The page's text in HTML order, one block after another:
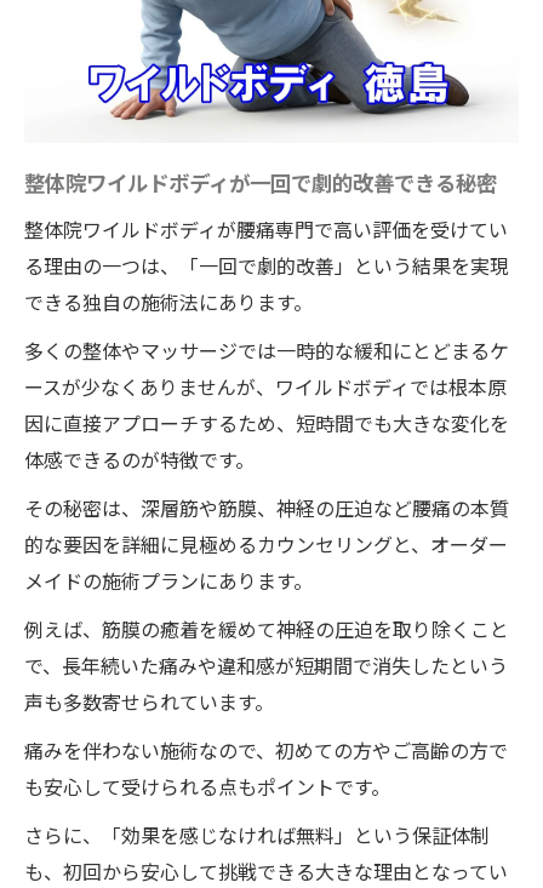
整体院ワイルドボディが一回で劇的改善できる秘密
整体院ワイルドボディが腰痛専門で高い評価を受けてい
る理由の一つは、「一回で劇的改善」という結果を実現
できる独自の施術法にあります。
多くの整体やマッサージでは一時的な緩和にとどまるケ
ースが少なくありませんが、ワイルドボディでは根本原
因に直接アプローチするため、短時間でも大きな変化を
体感できるのが特徴です。
その秘密は、深層筋や筋膜、神経の圧迫など腰痛の本質
的な要因を詳細に見極めるカウンセリングと、オーダー
メイドの施術プランにあります。
例えば、筋膜の癒着を緩めて神経の圧迫を取り除くこと
で、長年続いた痛みや違和感が短期間で消失したという
声も多数寄せられています。
痛みを伴わない施術なので、初めての方やご高齢の方で
も安心して受けられる点もポイントです。
さらに、「効果を感じなければ無料」という保証体制
も、初回から安心して挑戦できる大きな理由となってい